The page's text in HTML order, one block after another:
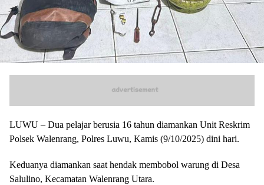
LUWU – Dua pelajar berusia 16 tahun diamankan Unit Reskrim
Polsek Walenrang, Polres Luwu, Kamis (9/10/2025) dini hari.
Keduanya diamankan saat hendak membobol warung di Desa
Salulino, Kecamatan Walenrang Utara.